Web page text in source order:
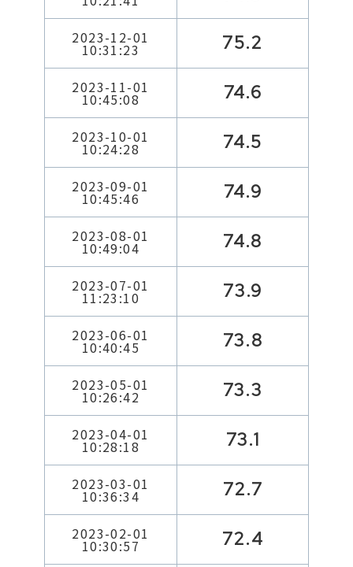
2023-12-01
10:31:23 75.2
2023-11-01
10:45:08 74.6
2023-10-01
10:24:28 74.5
2023-09-01
10:45:46 74.9
2023-08-01
10:49:04 74.8
2023-07-01
11:23:10 73.9
2023-06-01
10:40:45 73.8
2023-05-01
10:26:42 73.3
2023-04-01
10:28:18 73.1
2023-03-01
10:36:34 72.7
2023-02-01
10:30:57 72.4